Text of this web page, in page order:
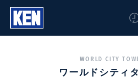
WORLD CITY
ワールドシティ